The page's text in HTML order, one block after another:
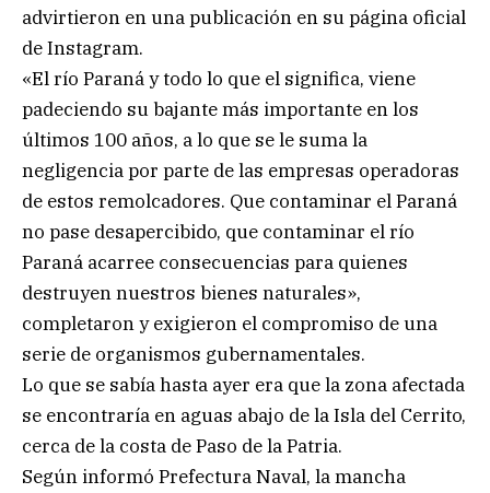
advirtieron en una publicación en su página oficial
de Instagram.
«El río Paraná y todo lo que el significa, viene
padeciendo su bajante más importante en los
últimos 100 años, a lo que se le suma la
negligencia por parte de las empresas operadoras
de estos remolcadores. Que contaminar el Paraná
no pase desapercibido, que contaminar el río
Paraná acarree consecuencias para quienes
destruyen nuestros bienes naturales»,
completaron y exigieron el compromiso de una
serie de organismos gubernamentales.
Lo que se sabía hasta ayer era que la zona afectada
se encontraría en aguas abajo de la Isla del Cerrito,
cerca de la costa de Paso de la Patria.
Según informó Prefectura Naval, la mancha